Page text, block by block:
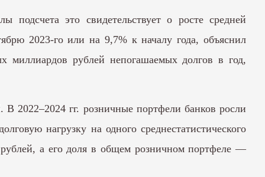
это свидетельствует о росте средней
2023-го или на 9,7% к началу года, объяснил
миллиардов рублей непогашаемых долгов в год,
В 2022–2024 гг. розничные портфели банков росли
нагрузку на одного среднестатистического
а его доля в общем розничном портфеле —